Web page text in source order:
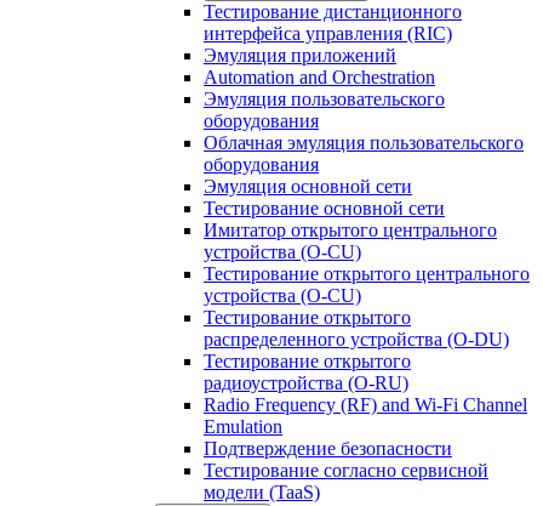
Тестирование дистанционного
интерфейса управления (RIC)
Эмуляция приложений
Automation and Orchestration
Эмуляция пользовательского
оборудования
Облачная эмуляция пользовательского
оборудования
Эмуляция основной сети
Тестирование основной сети
Имитатор открытого центрального
устройства (O-CU)
Тестирование открытого центрального
устройства (O-CU)
Тестирование открытого
распределенного устройства (O-DU)
Тестирование открытого
радиоустройства (O-RU)
Radio Frequency (RF) and Wi-Fi Channel
Emulation
Подтверждение безопасности
Тестирование согласно сервисной
модели (TaaS)